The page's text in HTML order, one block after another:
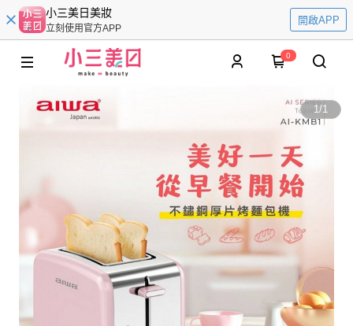
小三美日美妝
立刻使用官方APP
開啟APP
0
1/1